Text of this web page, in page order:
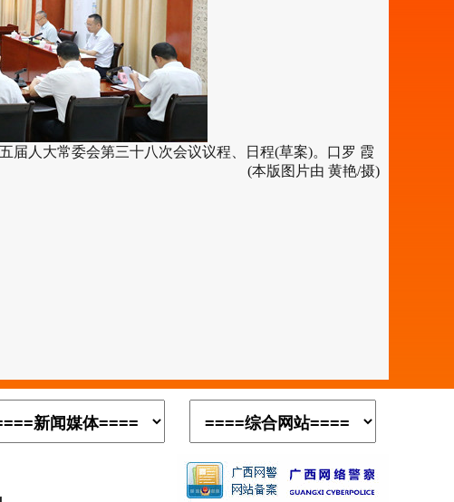
人大常委会第三十八次会议议程、日程(草案)。口罗 霞
(本版图片由 黄艳/摄)